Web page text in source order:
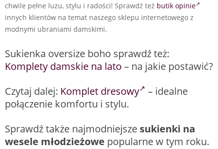
chwile pełne luzu, stylu i radości! Sprawdź też butik opinie
innych klientów na temat naszego sklepu internetowego z
modnymi ubraniami damskimi.
Sukienka oversize boho sprawdź też:
Komplety damskie na lato – na jakie postawić?
Czytaj dalej: Komplet dresowy
– idealne
połączenie komfortu i stylu.
Sprawdź także najmodniejsze sukienki na
wesele młodzieżowe popularne w tym roku.